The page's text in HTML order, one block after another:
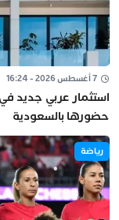
7 أغسطس 2026 - 16:24
حضورها بالسعودية
رياضة